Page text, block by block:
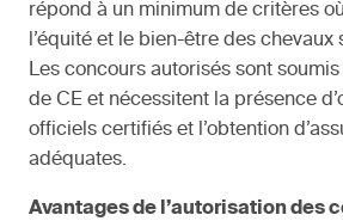
répond à un minimum de critères
l’équité et le bien-être des chevaux
Les concours autorisés sont
de CE et nécessitent la présence
officiels certifiés et l’obtention
adéquates.
Avantages de l’autorisation des